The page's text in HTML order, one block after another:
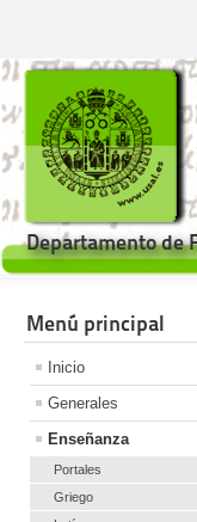
Departamento de
Menú principal
Inicio
Generales
Enseñanza
Portales
Griego